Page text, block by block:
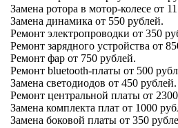
Замена ротора в мотор-колесе от
Замена динамика от 550 рублей.
Ремонт электропроводки от 350
Ремонт зарядного устройства от
Ремонт фар от 750 рублей.
Ремонт bluetooth-платы от 500
Замена светодиодов от 450 рублей.
Ремонт центральной платы от
Замена комплекта плат от 1000
Замена боковой платы от 350